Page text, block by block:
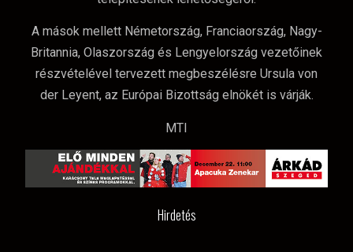
A mások mellett Németország, Franciaország, Nagy-
Britannia, Olaszország és Lengyelország vezetőinek
részvételével tervezett megbeszélésre Ursula von
der Leyent, az Európai Bizottság elnökét is várják.
MTI
Hirdetés